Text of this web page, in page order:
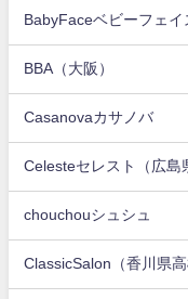
BabyFaceベビーフェイ
BBA（大阪）
Casanovaカサノバ
Celesteセレスト（広島
chouchouシュシュ
ClassicSalon（香川県高